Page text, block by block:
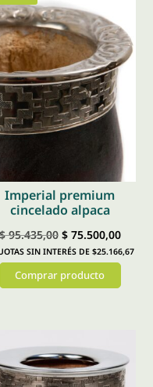
Imperial premium
cincelado alpaca
$95.435,00 El
precio
original
$75.500,00El
precio
SIN INTERÉS DE $25.166,67
Comprar producto